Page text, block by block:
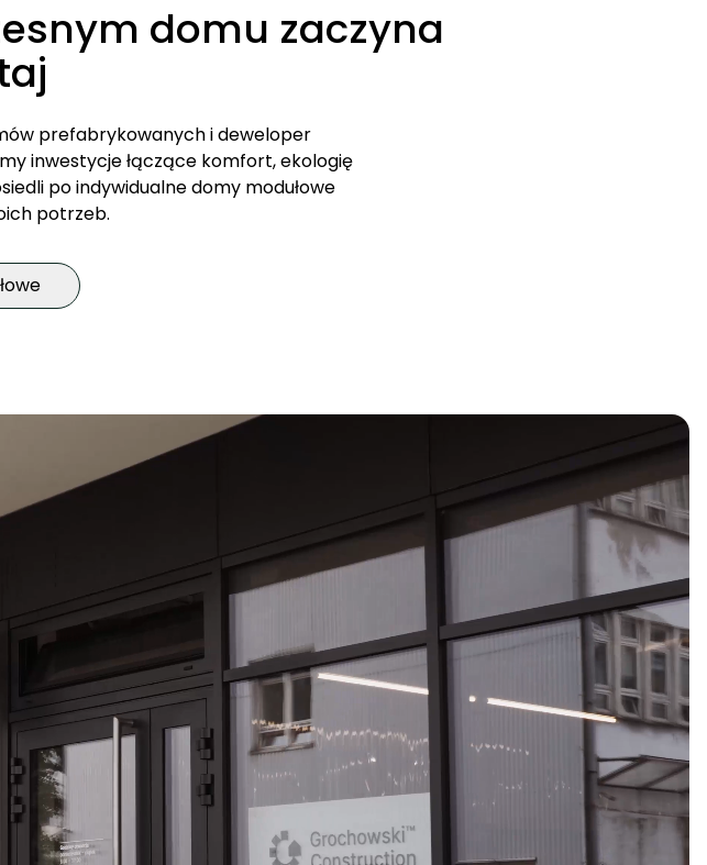
GC95domu zaczyna
prefabrykowanych i deweloper
inwestycje łączące komfort, ekologię
po indywidualne domy modułowe
potrzeb.